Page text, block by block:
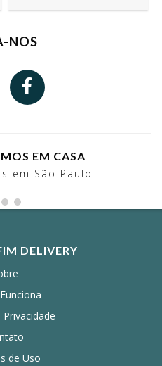
NOS
EM CASA
em São Paulo
DELIVERY
de Uso